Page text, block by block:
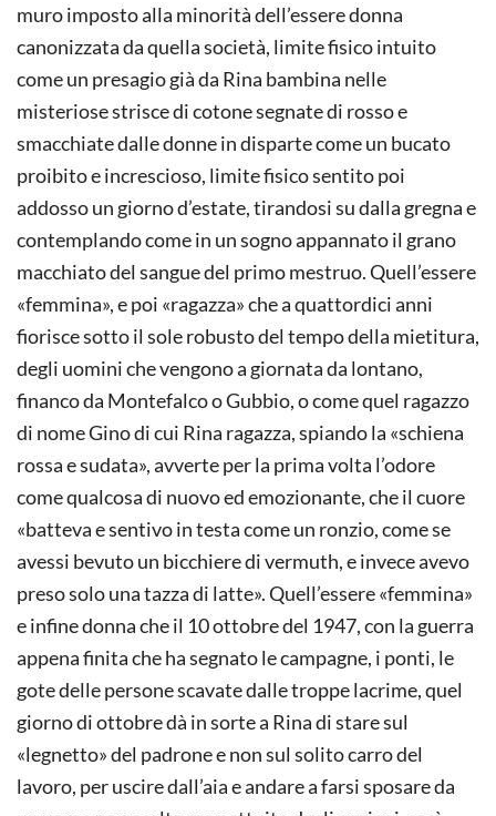
muro imposto alla minorità dell’essere donna
canonizzata da quella società, limite fisico intuito
come un presagio già da Rina bambina nelle
misteriose strisce di cotone segnate di rosso e
smacchiate dalle donne in disparte come un bucato
proibito e increscioso, limite fisico sentito poi
addosso un giorno d’estate, tirandosi su dalla gregna e
contemplando come in un sogno appannato il grano
macchiato del sangue del primo mestruo. Quell’essere
«femmina», e poi «ragazza» che a quattordici anni
fiorisce sotto il sole robusto del tempo della mietitura,
degli uomini che vengono a giornata da lontano,
financo da Montefalco o Gubbio, o come quel ragazzo
di nome Gino di cui Rina ragazza, spiando la «schiena
rossa e sudata», avverte per la prima volta l’odore
come qualcosa di nuovo ed emozionante, che il cuore
«batteva e sentivo in testa come un ronzio, come se
avessi bevuto un bicchiere di vermuth, e invece avevo
preso solo una tazza di latte». Quell’essere «femmina»
e infine donna che il 10 ottobre del 1947, con la guerra
appena finita che ha segnato le campagne, i ponti, le
gote delle persone scavate dalle troppe lacrime, quel
giorno di ottobre dà in sorte a Rina di stare sul
«legnetto» del padrone e non sul solito carro del
lavoro, per uscire dall’aia e andare a farsi sposare da